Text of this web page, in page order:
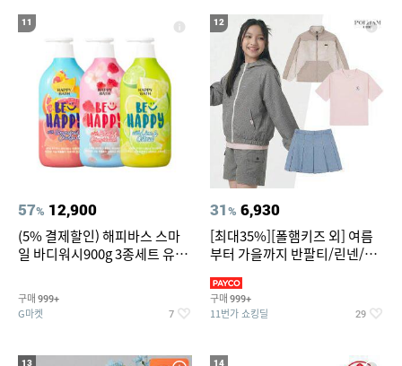
11
57% 12,900
(5% 결제할인) 해피바스 스마
일 바디워시900g 3종세트 유
구매 999+
G마켓 7
12
31% 6,930
[최대35%][폴햄키즈 외] 여름
부터 가을까지 반팔티/린넨/맨
구매 999+
11번가 쇼킹딜 29
13 14